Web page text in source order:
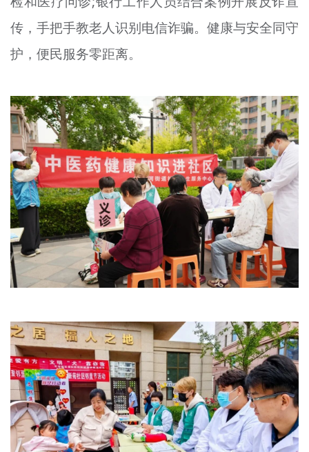
传，手把手教老人识别电信诈骗。健康与安全同守
护，便民服务零距离。